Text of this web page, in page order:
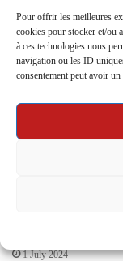
Pour offrir les meilleures
cookies pour stocker et/ou
à ces technologies nous
navigation ou les ID
consentement peut avoir
Alain-
Politicien
Related
1 July 2024